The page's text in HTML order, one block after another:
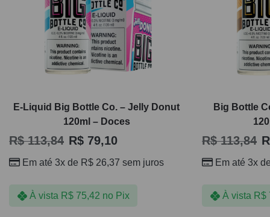
E-Liquid Big Bottle Co. – Jelly Donut
120ml – Doces
R$113,84 R$ 79,10
Em até 3x de R$ 26,37 sem juros
À vista R$75,42 no Pix
Big Bottle
R$113,84
Em até 3x
À vista R$